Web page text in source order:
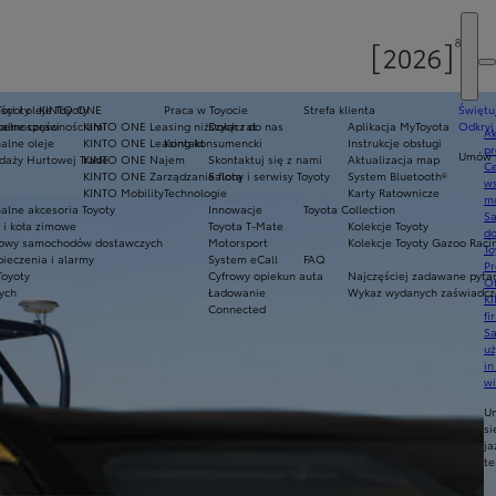
Praca w Toyocie
Dołącz do nas
Kontakt
Skontaktuj się z nami
Salony i serwisy Toyoty
Technologie
Innowacje
Toyota T-Mate
Motorsport
System eCall
Cyfrowy opiekun auta
Ładowanie
Connected
KINTO ONE
KINTO ONE Leasing niższych rat
KINTO ONE Leasing konsumencki
KINTO ONE Najem
KINTO ONE Zarządzanie flotą
KINTO Mobility
i oleje Toyoty
części
oleje
Hurtowej Trade
akcesoria Toyoty
koła zimowe
samochodów dostawczych
i alarmy
Strefa klienta
Aplikacja MyToyota
Instrukcje obsługi
Aktualizacja map
System Bluetooth®
Karty Ratownicze
Toyota Collection
Kolekcje Toyoty
Kolekcje Toyoty Gazoo
FAQ
Najczęściej zadawane
Wykaz wydanych